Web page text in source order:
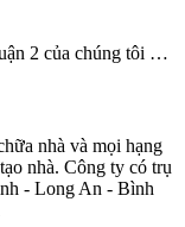
2 của chúng tôi …
nhà và mọi hạng
nhà. Công ty có trụ
- Long An - Bình